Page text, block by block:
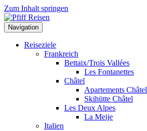
Zum Inhalt springen
Navigation
Reiseziele
Frankreich
Bettaix/Trois Vallées
Les Fontanettes
Châtel
Apartements Châtel
Skihütte Châtel
Les Deux Alpes
La Meije
Italien